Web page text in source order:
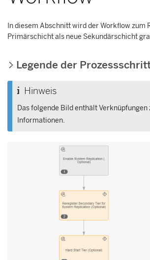
In diesem Abschnitt wird der Workflow zum
Primärschicht als neue Sekundärschicht
Legende der
Hinweis
Das folgende Bild enthält
Informationen.